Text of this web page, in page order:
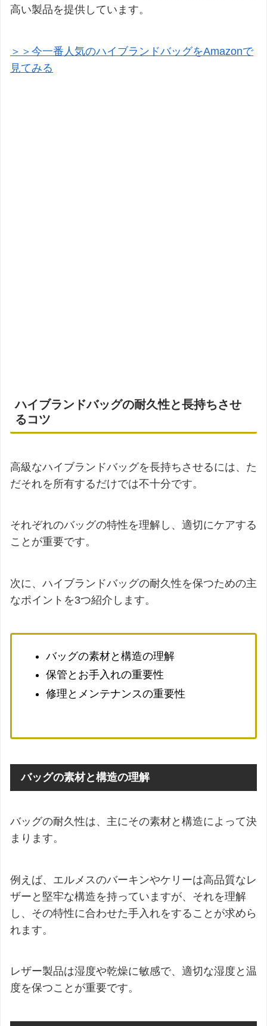
高い製品を提供しています。
＞＞今一番人気のハイブランドバッグをAmazonで
見てみる
ハイブランドバッグの耐久性と長持ちさせ
るコツ
高級なハイブランドバッグを長持ちさせるには、た
だそれを所有するだけでは不十分です。
それぞれのバッグの特性を理解し、適切にケアする
ことが重要です。
次に、ハイブランドバッグの耐久性を保つための主
なポイントを3つ紹介します。
バッグの素材と構造の理解
保管とお手入れの重要性
修理とメンテナンスの重要性
バッグの素材と構造の理解
バッグの耐久性は、主にその素材と構造によって決
まります。
例えば、エルメスのバーキンやケリーは高品質なレ
ザーと堅牢な構造を持っていますが、それを理解
し、その特性に合わせた手入れをすることが求めら
れます。
レザー製品は湿度や乾燥に敏感で、適切な湿度と温
度を保つことが重要です。